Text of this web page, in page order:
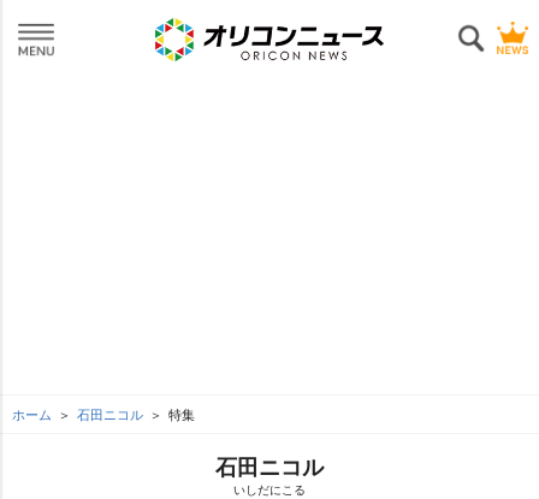
ホーム 石田ニコル 特集
石田ニコル
いしだにこる